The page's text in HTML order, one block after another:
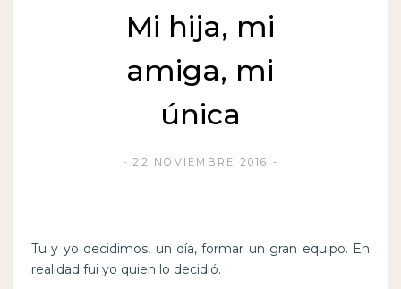
Mi hija, mi
amiga, mi
única
22 NOVIEMBRE 2016
Tu y yo decidimos, un día, formar un gran equipo. En
realidad fui yo quien lo decidió.